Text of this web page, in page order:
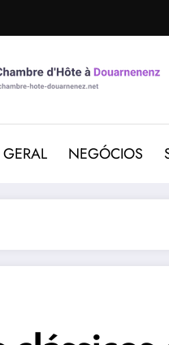
GERAL NEGÓCIOS